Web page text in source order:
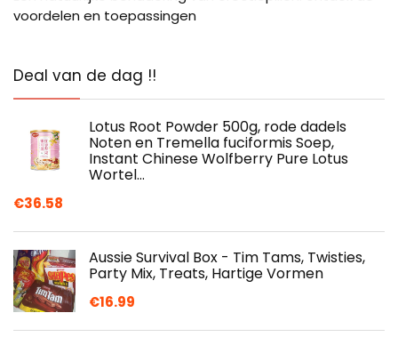
voordelen en toepassingen
Deal van de dag !!
Lotus Root Powder 500g, rode dadels
Noten en Tremella fuciformis Soep,
Instant Chinese Wolfberry Pure Lotus
Wortel…
€36.58
Aussie Survival Box - Tim Tams, Twisties,
Party Mix, Treats, Hartige Vormen
€16.99